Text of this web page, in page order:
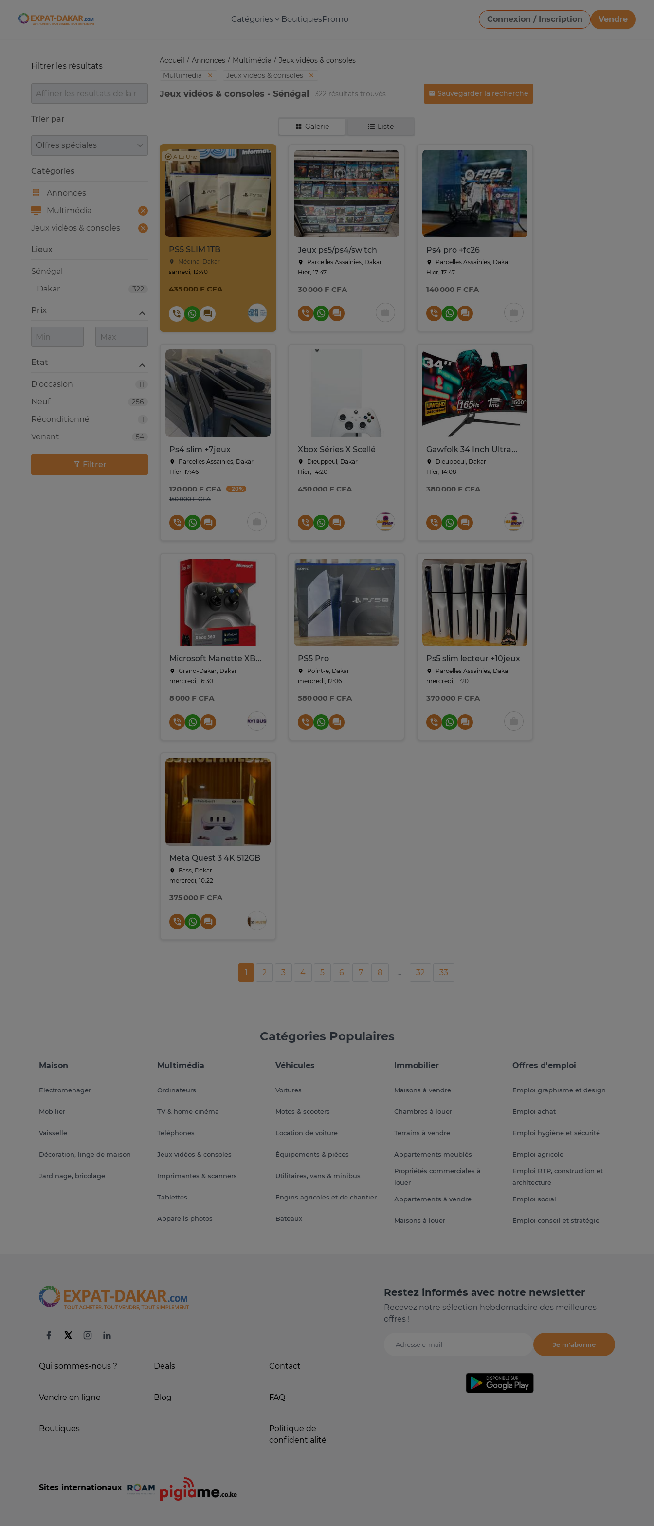
Expat-Dakar Catégories BoutiquesPromo Connexion / Inscription
Vendre
Télécharger une image
Accueil Annonces Multimédia
Jeux vidéos & consoles
Multimédia
Jeux vidéos & consoles
Jeux vidéos & consoles - Sénégal 322 résultats trouvés Sauvegarder la recherche
Galerie Liste
A La Une
PS5 SLIM 1TB
Médina, Dakar
samedi, 13:40
435 000 F CFA
Jeux ps5/ps4/switch
Parcelles Assainies, Dakar
Hier, 17:47
30 000 F CFA
Ps4 pro +fc26
Parcelles Assainies, Dakar
Hier, 17:47
140 000 F CFA
Ps4 slim +7jeux
Parcelles Assainies, Dakar
Hier, 17:46
120 000 F CFA - 20%
150 000 F CFA
Xbox Séries X Scellé
Dieuppeul, Dakar
Hier, 14:20
450 000 F CFA
Gawfolk 34 Inch Ultrawide Curved Gaming Monitor
Dieuppeul, Dakar
Hier, 14:08
380 000 F CFA
Microsoft Manette XBOX 360 USB
Grand-Dakar, Dakar
mercredi, 16:30
8 000 F CFA
PS5 Pro
Point-e, Dakar
mercredi, 12:06
580 000 F CFA
Ps5 slim lecteur +10jeux
Parcelles Assainies, Dakar
mercredi, 11:20
370 000 F CFA
Meta Quest 3 4K 512GB
Fass, Dakar
mercredi, 10:22
375 000 F CFA
1 2 3 4 5 6 7 8 ... 32 33
Filtrer les résultats
Trier par
Trier par
Catégories
Annonces
Multimédia
Jeux vidéos & consoles
Lieux
Sénégal
322
Dakar
Prix
Etat
11
D'occasion
256
Neuf
1
Réconditionné
54
Venant
Filtrer
Catégories Populaires
Maison
Electromenager
Mobilier
Vaisselle
Décoration, linge de maison
Jardinage, bricolage
Multimédia
Ordinateurs
TV & home cinéma
Téléphones
Jeux vidéos & consoles
Imprimantes & scanners
Tablettes
Appareils photos
Véhicules
Voitures
Motos & scooters
Location de voiture
Équipements & pièces
Utilitaires, vans & minibus
Engins agricoles et de chantier
Bateaux
Immobilier
Maisons à vendre
Chambres à louer
Terrains à vendre
Appartements meublés
Propriétés commerciales à
louer
Appartements à vendre
Maisons à louer
Offres d'emploi
Emploi graphisme et design
Emploi achat
Emploi hygiène et sécurité
Emploi agricole
Emploi BTP, construction et
architecture
Emploi social
Emploi conseil et stratégie
Qui sommes-nous ?
Vendre en ligne
Boutiques
Deals
Blog
Contact
FAQ
Politique de
confidentialité
Restez informés avec notre newsletter
Recevez notre sélection hebdomadaire des meilleures
offres !
Adresse e-mail
Je m'abonne
Sites internationaux